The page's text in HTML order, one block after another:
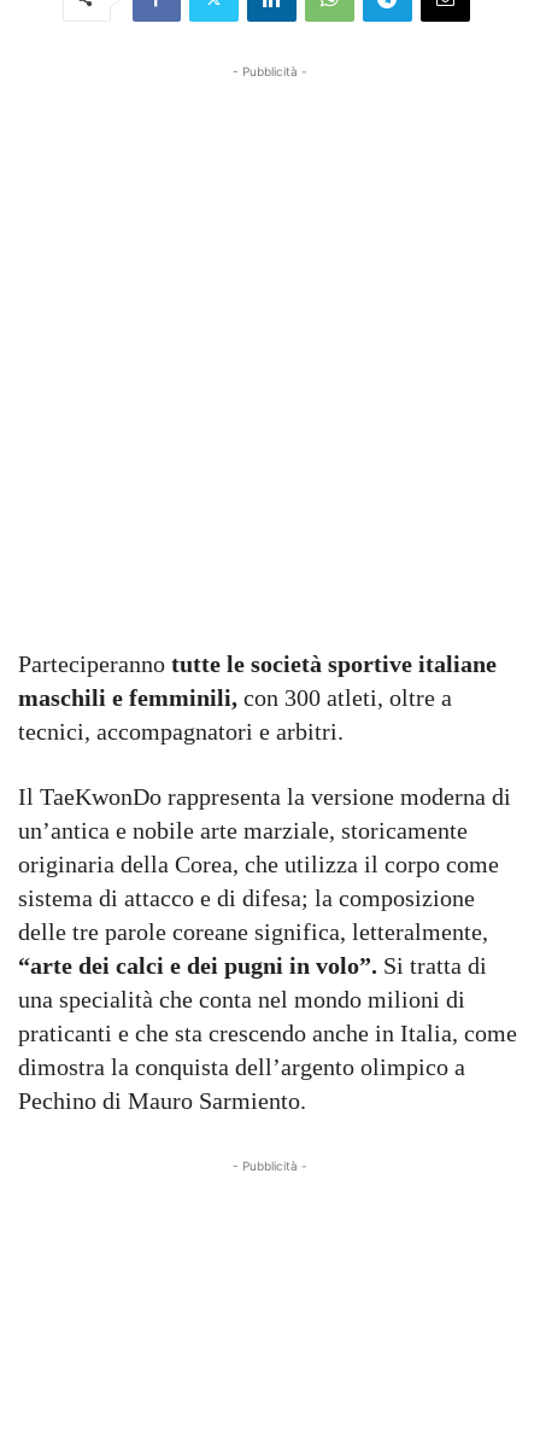
- Pubblicità -
Parteciperanno tutte le società sportive italiane
maschili e femminili, con 300 atleti, oltre a
tecnici, accompagnatori e arbitri.
Il TaeKwonDo rappresenta la versione moderna di
un’antica e nobile arte marziale, storicamente
originaria della Corea, che utilizza il corpo come
sistema di attacco e di difesa; la composizione
delle tre parole coreane significa, letteralmente,
“arte dei calci e dei pugni in volo”. Si tratta di
una specialità che conta nel mondo milioni di
praticanti e che sta crescendo anche in Italia, come
dimostra la conquista dell’argento olimpico a
Pechino di Mauro Sarmiento.
- Pubblicità -